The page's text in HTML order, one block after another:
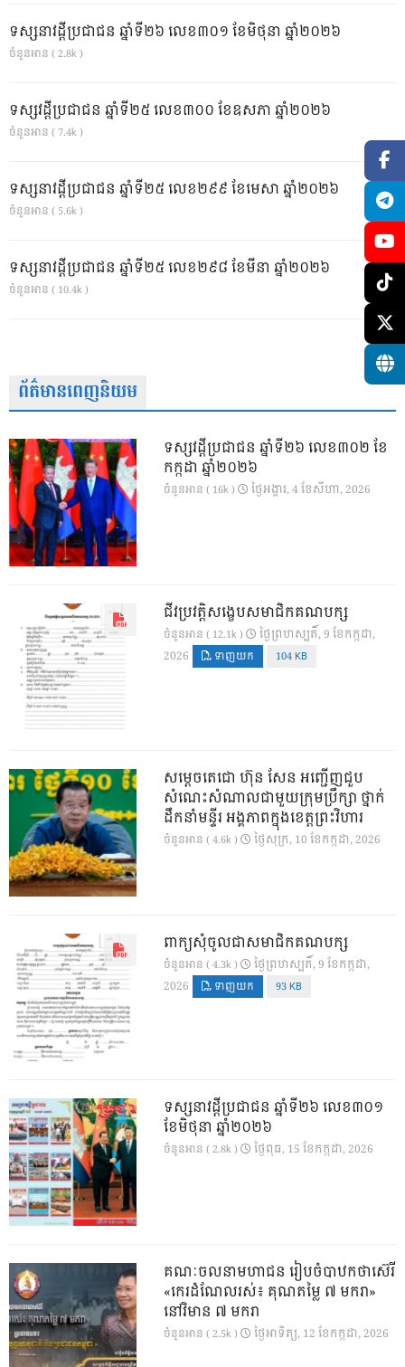
ទស្សនាវដ្ដីប្រជាជន ឆ្នាំទី២៦ លេខ៣០១ ខែមិថុនា ឆ្នាំ២០២៦
ចំនួនអាន ( 2.8k )
ទស្សវដ្តីប្រជាជន ឆ្នាំទី២៥ លេខ៣០០ ខែឧសភា ឆ្នាំ២០២៦
ចំនួនអាន ( 7.4k )
ទស្សនាវដ្ដីប្រជាជន ឆ្នាំទី២៥ លេខ២៩៩ ខែមេសា ឆ្នាំ២០២៦
ចំនួនអាន ( 5.6k )
ទស្សនាវដ្ដីប្រជាជន ឆ្នាំទី២៥ លេខ២៩៨ ខែមីនា ឆ្នាំ២០២៦
ចំនួនអាន ( 10.4k )
ព័ត៌មានពេញនិយម
ទស្សវដ្តីប្រជាជន ឆ្នាំទី២៦ លេខ៣០២ ខែ
កក្កដា ឆ្នាំ២០២៦
ចំនួនអាន ( 16k ) ថ្ងៃ​អង្គារ, 4 ខែ​សីហា, 2026
ជីវប្រវត្តិសង្ខេបសមាជិកគណបក្ស
ចំនួនអាន ( 12.1k )
ថ្ងៃ​ព្រហស្បតិ៍, 9 ខែ​កក្កដា,
2026
ទាញយក 104 KB
សម្តេចតេជោ ហ៊ុន សែន អញ្ជើញជួប
សំណេះសំណាលជាមួយក្រុមប្រឹក្សា ថ្នាក់
ដឹកនាំមន្ទីរ អង្គភាពក្នុងខេត្តព្រះវិហារ
ចំនួនអាន ( 4.6k ) ថ្ងៃ​សុក្រ, 10 ខែ​កក្កដា, 2026
ពាក្យសុំចូលជាសមាជិកគណបក្ស
ចំនួនអាន ( 4.3k )
ថ្ងៃ​ព្រហស្បតិ៍, 9 ខែ​កក្កដា,
2026
ទាញយក 93 KB
ទស្សនាវដ្ដីប្រជាជន ឆ្នាំទី២៦ លេខ៣០១
ខែមិថុនា ឆ្នាំ២០២៦
ចំនួនអាន ( 2.8k ) ថ្ងៃ​ពុធ, 15 ខែ​កក្កដា, 2026
គណៈចលនាមហាជន រៀបចំបាឋកថាស៊េរី
«កេរដំណែលរស់៖ គុណតម្លៃ ៧ មករា»
នៅវិមាន ៧ មករា
ចំនួនអាន ( 2.5k ) ថ្ងៃ​អាទិត្យ, 12 ខែ​កក្កដា, 2026